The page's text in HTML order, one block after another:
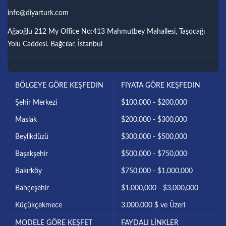
info@diyarturk.com
Ağaoğlu 212 My Office No:413 Mahmutbey Mahallesi, Taşocağı
Yolu Caddesi. Bağcılar, İstanbul
BÖLGEYE GÖRE KEŞFEDIN
Şehir Merkezi
Maslak
Beylikdüzü
Başakşehir
Bakırköy
Bahçeşehir
Küçükçekmece
FIYATA GÖRE KEŞFEDIN
$100,000 - $200,000
$200,000 - $300,000
$300,000 - $500,000
$500,000 - $750,000
$750,000 - $1,000,000
$1,000,000 - $3,000,000
3.000.000 $ ve Üzeri
MODELE GÖRE KEŞFET FAYDALI LİNKLER